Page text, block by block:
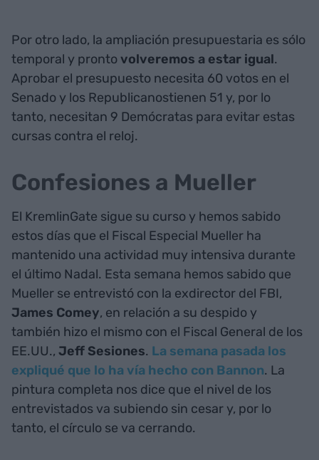
Por otro lado, la ampliación presupuestaria es sólo
temporal y prontovolveremos a estar igual.
Aprobar el presupuesto necesita 60 votos en el
Senado y los Republicanostienen 51 y, por lo
tanto, necesitan 9 Demócratas para evitar estas
cursas contra el reloj.
Confesiones a Mueller
El KremlinGate sigue su curso y hemos sabido
estos días que el Fiscal Especial Mueller ha
mantenido una actividad muy intensiva durante
el último Nadal. Esta semana hemos sabido que
Mueller se entrevistó con la exdirector del FBI,
James Comey, en relación a su despido y
también hizo el mismo con el Fiscal General de los
EE.UU., Jeff Sesiones. La semana pasada los
expliqué que lo ha vía hecho con Bannon. La
pintura completa nos dice que el nivel de los
entrevistados va subiendo sin cesar y, por lo
tanto, el círculo se va cerrando.